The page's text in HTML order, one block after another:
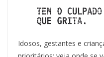
Idosos, gestantes e